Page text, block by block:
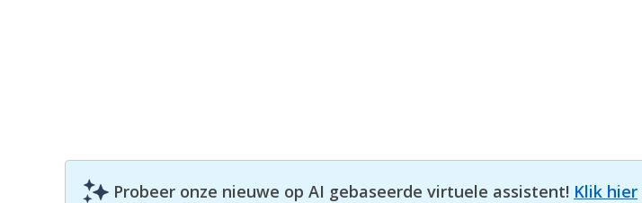
Probeer onze nieuwe op AI gebaseerde virtuele assistent! Klik hier